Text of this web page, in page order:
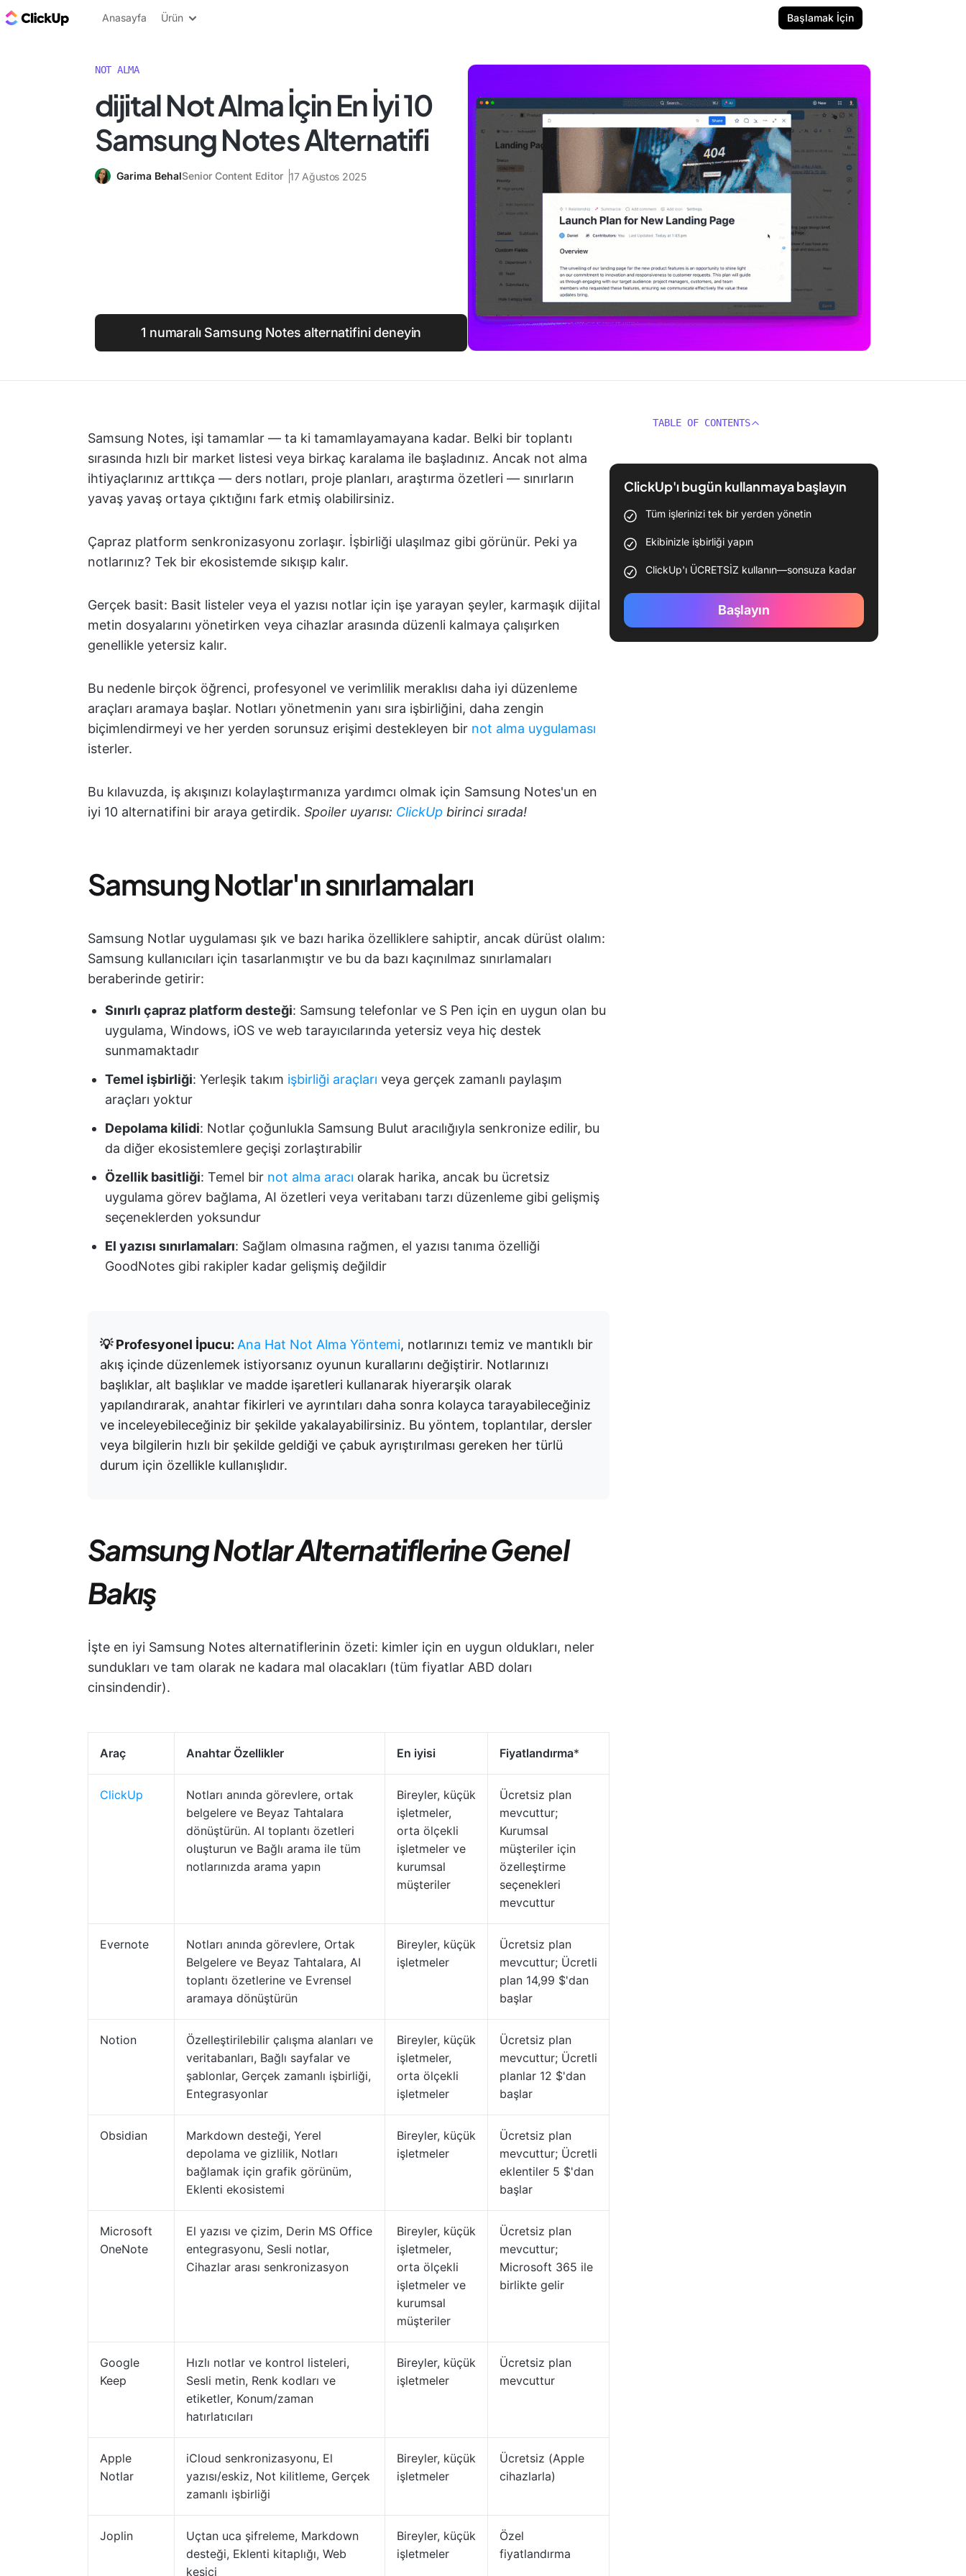
ClickUp Blog
Anasayfa Ürün Başlamak İçin
NOT ALMA
dijital Not Alma İçin En İyi 10
Samsung Notes Alternatifi
Garima BehalSenior Content Editor 17 Ağustos 2025
1 numaralı Samsung Notes alternatifini deneyin
Samsung Notes, işi tamamlar — ta ki tamamlayamayana kadar. Belki bir toplantı
sırasında hızlı bir market listesi veya birkaç karalama ile başladınız. Ancak not alma
ihtiyaçlarınız arttıkça — ders notları, proje planları, araştırma özetleri — sınırların
yavaş yavaş ortaya çıktığını fark etmiş olabilirsiniz.
Çapraz platform senkronizasyonu zorlaşır. İşbirliği ulaşılmaz gibi görünür. Peki ya
notlarınız? Tek bir ekosistemde sıkışıp kalır.
Gerçek basit: Basit listeler veya el yazısı notlar için işe yarayan şeyler, karmaşık dijital
metin dosyalarını yönetirken veya cihazlar arasında düzenli kalmaya çalışırken
genellikle yetersiz kalır.
Bu nedenle birçok öğrenci, profesyonel ve verimlilik meraklısı daha iyi düzenleme
araçları aramaya başlar. Notları yönetmenin yanı sıra işbirliğini, daha zengin
biçimlendirmeyi ve her yerden sorunsuz erişimi destekleyen bir not alma uygulaması
isterler.
Bu kılavuzda, iş akışınızı kolaylaştırmanıza yardımcı olmak için Samsung Notes'un en
iyi 10 alternatifini bir araya getirdik. Spoiler uyarısı: ClickUp birinci sırada!
Samsung Notlar'ın sınırlamaları
Samsung Notlar uygulaması şık ve bazı harika özelliklere sahiptir, ancak dürüst olalım:
Samsung kullanıcıları için tasarlanmıştır ve bu da bazı kaçınılmaz sınırlamaları
beraberinde getirir:
Sınırlı çapraz platform desteği: Samsung telefonlar ve S Pen için en uygun olan bu
uygulama, Windows, iOS ve web tarayıcılarında yetersiz veya hiç destek
sunmamaktadır
Temel işbirliği: Yerleşik takım işbirliği araçları veya gerçek zamanlı paylaşım
araçları yoktur
Depolama kilidi: Notlar çoğunlukla Samsung Bulut aracılığıyla senkronize edilir, bu
da diğer ekosistemlere geçişi zorlaştırabilir
Özellik basitliği: Temel bir not alma aracı olarak harika, ancak bu ücretsiz
uygulama görev bağlama, AI özetleri veya veritabanı tarzı düzenleme gibi gelişmiş
seçeneklerden yoksundur
El yazısı sınırlamaları: Sağlam olmasına rağmen, el yazısı tanıma özelliği
GoodNotes gibi rakipler kadar gelişmiş değildir
💡 Profesyonel İpucu: Ana Hat Not Alma Yöntemi, notlarınızı temiz ve mantıklı bir
akış içinde düzenlemek istiyorsanız oyunun kurallarını değiştirir. Notlarınızı
başlıklar, alt başlıklar ve madde işaretleri kullanarak hiyerarşik olarak
yapılandırarak, anahtar fikirleri ve ayrıntıları daha sonra kolayca tarayabileceğiniz
ve inceleyebileceğiniz bir şekilde yakalayabilirsiniz. Bu yöntem, toplantılar, dersler
veya bilgilerin hızlı bir şekilde geldiği ve çabuk ayrıştırılması gereken her türlü
durum için özellikle kullanışlıdır.
Samsung Notlar Alternatiflerine Genel
Bakış
İşte en iyi Samsung Notes alternatiflerinin özeti: kimler için en uygun oldukları, neler
sundukları ve tam olarak ne kadara mal olacakları (tüm fiyatlar ABD doları
cinsindendir).
Araç Anahtar Özellikler En iyisi Fiyatlandırma*
ClickUp
Notları anında görevlere, ortak
belgelere ve Beyaz Tahtalara
dönüştürün. AI toplantı özetleri
oluşturun ve Bağlı arama ile tüm
notlarınızda arama yapın
Bireyler, küçük
işletmeler,
orta ölçekli
işletmeler ve
kurumsal
müşteriler
Ücretsiz plan
mevcuttur;
Kurumsal
müşteriler için
özelleştirme
seçenekleri
mevcuttur
Evernote
Notları anında görevlere, Ortak
Belgelere ve Beyaz Tahtalara, AI
toplantı özetlerine ve Evrensel
aramaya dönüştürün
Bireyler, küçük
işletmeler
Ücretsiz plan
mevcuttur; Ücretli
plan 14,99 $'dan
başlar
Notion
Özelleştirilebilir çalışma alanları ve
veritabanları, Bağlı sayfalar ve
şablonlar, Gerçek zamanlı işbirliği,
Entegrasyonlar
Bireyler, küçük
işletmeler,
orta ölçekli
işletmeler
Ücretsiz plan
mevcuttur; Ücretli
planlar 12 $'dan
başlar
Obsidian
Markdown desteği, Yerel
depolama ve gizlilik, Notları
bağlamak için grafik görünüm,
Eklenti ekosistemi
Bireyler, küçük
işletmeler
Ücretsiz plan
mevcuttur; Ücretli
eklentiler 5 $'dan
başlar
Microsoft
OneNote
El yazısı ve çizim, Derin MS Office
entegrasyonu, Sesli notlar,
Cihazlar arası senkronizasyon
Bireyler, küçük
işletmeler,
orta ölçekli
işletmeler ve
kurumsal
müşteriler
Ücretsiz plan
mevcuttur;
Microsoft 365 ile
birlikte gelir
Google
Keep
Hızlı notlar ve kontrol listeleri,
Sesli metin, Renk kodları ve
etiketler, Konum/zaman
hatırlatıcıları
Bireyler, küçük
işletmeler
Ücretsiz plan
mevcuttur
Apple
Notlar
iCloud senkronizasyonu, El
yazısı/eskiz, Not kilitleme, Gerçek
zamanlı işbirliği
Bireyler, küçük
işletmeler
Ücretsiz (Apple
cihazlarla)
Joplin
Uçtan uca şifreleme, Markdown
desteği, Eklenti kitaplığı, Web
kesici
Bireyler, küçük
işletmeler
Özel
fiyatlandırma
TABLE OF CONTENTS
ClickUp'ı bugün kullanmaya başlayın
Tüm işlerinizi tek bir yerden yönetin
Ekibinizle işbirliği yapın
ClickUp'ı ÜCRETSİZ kullanın—sonsuza kadar
Başlayın